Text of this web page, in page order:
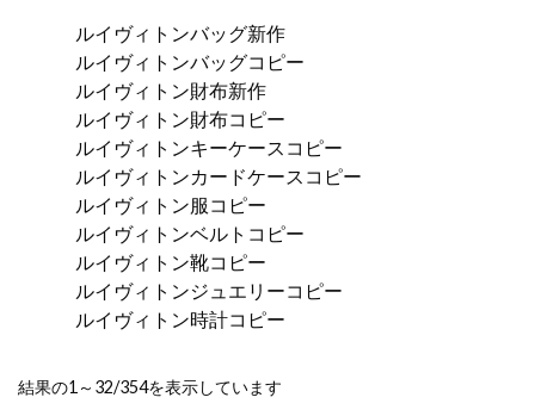
ルイヴィトンバッグ新作
ルイヴィトンバッグコピー
ルイヴィトン財布新作
ルイヴィトン財布コピー
ルイヴィトンキーケースコピー
ルイヴィトンカードケースコピー
ルイヴィトン服コピー
ルイヴィトンベルトコピー
ルイヴィトン靴コピー
ルイヴィトンジュエリーコピー
ルイヴィトン時計コピー
結果の1～32/354を表示しています